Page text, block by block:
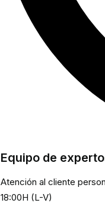
Equipo de
Atención al cliente
18:00H (L-V)